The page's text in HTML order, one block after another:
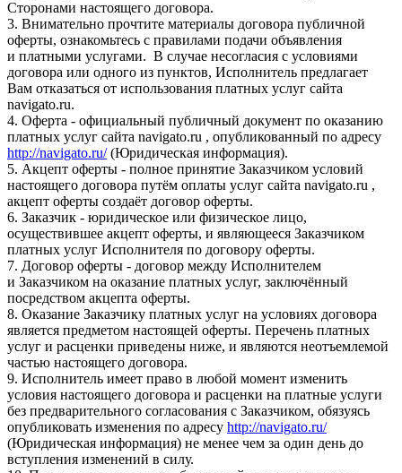
Сторонами настоящего договора.
3. Внимательно прочтите материалы договора публичной
оферты, ознакомьтесь с правилами подачи объявления
и платными услугами. В случае несогласия с условиями
договора или одного из пунктов, Исполнитель предлагает
Вам отказаться от использования платных услуг сайта
navigato.ru.
4. Оферта - официальный публичный документ по оказанию
платных услуг сайта navigato.ru , опубликованный по адресу
http://navigato.ru/(Юридическая информация).
5. Акцепт оферты - полное принятие Заказчиком условий
настоящего договора путём оплаты услуг сайта navigato.ru ,
акцепт оферты создаёт договор оферты.
6. Заказчик - юридическое или физическое лицо,
осуществившее акцепт оферты, и являющееся Заказчиком
платных услуг Исполнителя по договору оферты.
7. Договор оферты - договор между Исполнителем
и Заказчиком на оказание платных услуг, заключённый
посредством акцепта оферты.
8. Оказание Заказчику платных услуг на условиях договора
является предметом настоящей оферты. Перечень платных
услуг и расценки приведены ниже, и являются неотъемлемой
частью настоящего договора.
9. Исполнитель имеет право в любой момент изменить
условия настоящего договора и расценки на платные услуги
без предварительного согласования с Заказчиком, обязуясь
опубликовать изменения по адресу http://navigato.ru/
(Юридическая информация) не менее чем за один день до
вступления изменений в силу.